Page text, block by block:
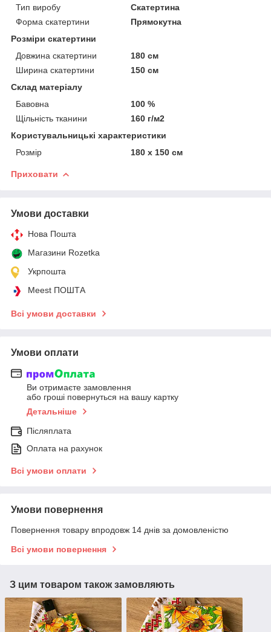
Тип виробу
Скатертина
Форма скатертини
Прямокутна
Розміри скатертини
Довжина скатертини
180 см
Ширина скатертини
150 см
Склад матеріалу
Бавовна
100 %
Щільність тканини
160 г/м2
Користувальницькі характеристики
Розмір
180 х 150 см
Приховати
Умови доставки
Нова Пошта
Магазини Rozetka
Укрпошта
Meest ПОШТА
Всі умови доставки
Умови оплати
Ви отримаєте замовлення
або гроші повернуться на вашу картку
Детальніше
Післяплата
Оплата на рахунок
Всі умови оплати
Умови повернення
Повернення товару впродовж 14 днів за домовленістю
Всі умови повернення
З цим товаром також замовляють